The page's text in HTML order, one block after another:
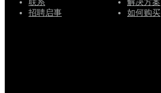
RegisterLogin
联系
招聘启事
解决方案
如何购买